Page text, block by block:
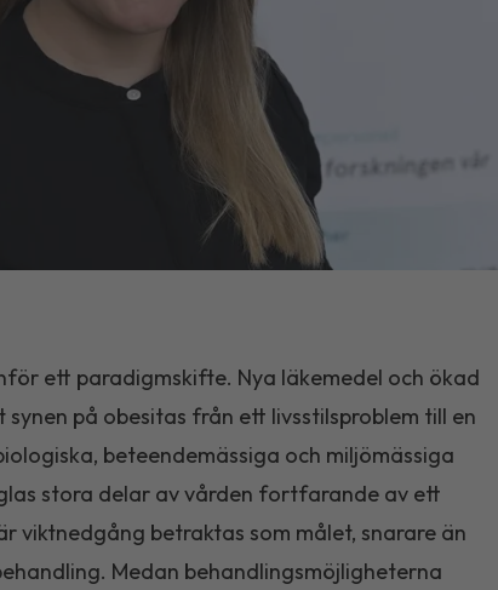
ett paradigmskifte. Nya läkemedel och ökad
på obesitas från ett livsstilsproblem till en
beteendemässiga och miljömässiga
stora delar av vården fortfarande av ett
viktnedgång betraktas som målet, snarare än
Medan behandlingsmöjligheterna